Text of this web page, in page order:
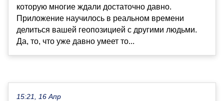
которую многие ждали достаточно давно.
Приложение научилось в реальном времени
делиться вашей геопозицией с другими людьми.
Да, то, что уже давно умеет то...
15:21, 16 Апр